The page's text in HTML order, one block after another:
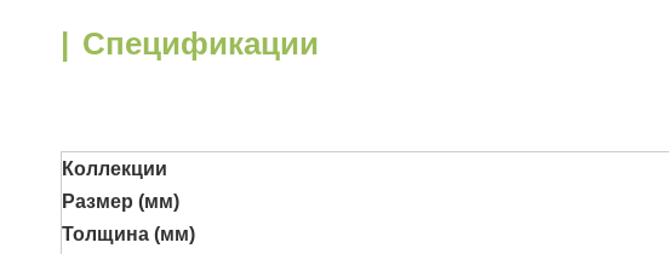
| Спецификации
Коллекции
Размер (мм)
Толщина (мм)